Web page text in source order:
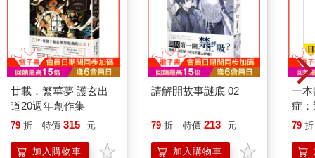
廿載．繁華夢 護玄出
道20週年創作集
79 折 特價 315 元
加入購物車
請解開故事謎底 02
79 折 特價 213 元
加入購物車
一
症
開
的
79 折